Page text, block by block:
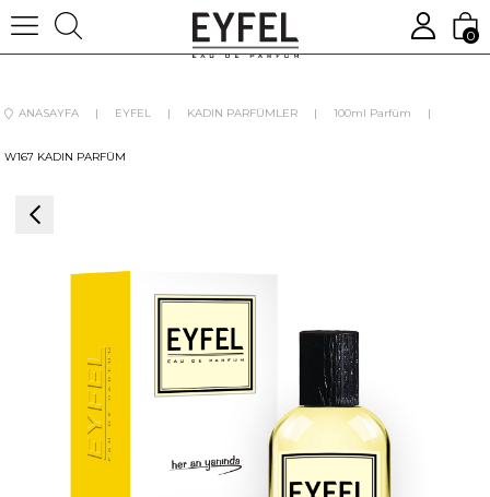
0
ANASAYFA EYFEL KADIN PARFÜMLER 100ml Parfüm
W167 KADIN PARFÜM